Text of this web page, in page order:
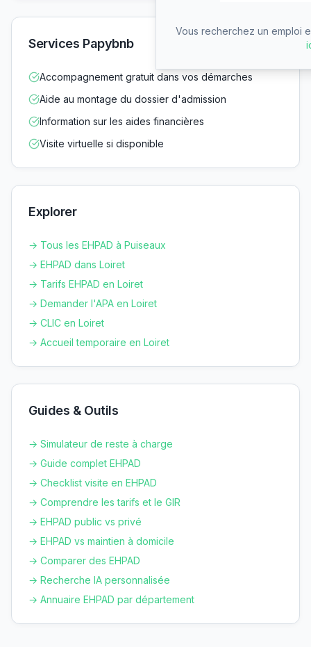
Services Papybnb
Accompagnement gratuit dans vos démarches
Aide au montage du dossier d'admission
Information sur les aides financières
Visite virtuelle si disponible
Explorer
→ Tous les EHPAD à Puiseaux
→ EHPAD dans Loiret
→ Tarifs EHPAD en Loiret
→ Demander l'APA en Loiret
→ CLIC en Loiret
→ Accueil temporaire en Loiret
Guides & Outils
→ Simulateur de reste à charge
→ Guide complet EHPAD
→ Checklist visite en EHPAD
→ Comprendre les tarifs et le GIR
→ EHPAD public vs privé
→ EHPAD vs maintien à domicile
→ Comparer des EHPAD
→ Recherche IA personnalisée
→ Annuaire EHPAD par département
Vous recherchez un emploi